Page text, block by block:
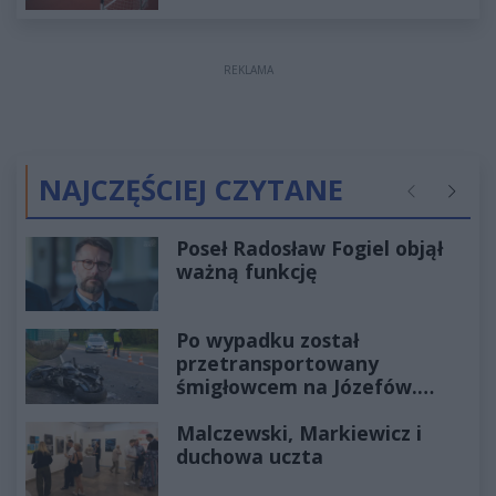
REKLAMA
NAJCZĘŚCIEJ CZYTANE Poprzednie
Poseł Radosław Fogiel objął
ważną funkcję
Po wypadku został
przetransportowany
śmigłowcem na Józefów.
Malczewski, Markiewicz i
duchowa uczta